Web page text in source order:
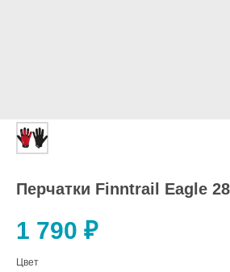
Перчатки Finntrail Eagle
1 790 ₽
Цвет